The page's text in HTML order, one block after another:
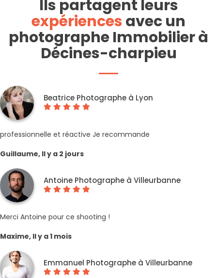
Ils partagent leurs
expériencesavec un
photographe Immobilier à
Décines-charpieu
Beatrice Photographe à Lyon
professionnelle et réactive Je recommande
Guillaume, Il y a 2 jours
Antoine Photographe à Villeurbanne
Merci Antoine pour ce shooting !
Maxime, Il y a 1 mois
Emmanuel Photographe à Villeurbanne